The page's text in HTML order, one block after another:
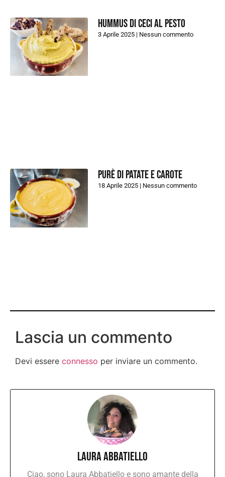
Hummus di ceci al pesto
3 Aprile 2025 Nessun commento
Purè di patate e carote
18 Aprile 2025 Nessun commento
Lascia un commento
Devi essere connesso per inviare un commento.
Laura Abbatiello
Ciao, sono Laura Abbatiello e sono amante della